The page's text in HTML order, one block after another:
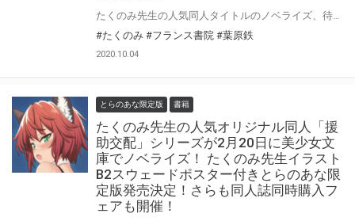
#たくのみ #フランス書院 #葉原鉄
2020.10.04
とらのあな限定版 書籍
たくのみ先生の人気オリジナル同人「援
助交配」シリーズが2月20日に美少女文
庫でノベライズ！ たくのみ先生イラスト
B2スウェードポスター付きとらのあな限
定版発売決定！さらも同人誌同時購入フ
ェアも開催！